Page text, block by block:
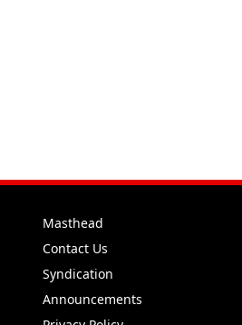
Masthead
Contact Us
Syndication
Announcements